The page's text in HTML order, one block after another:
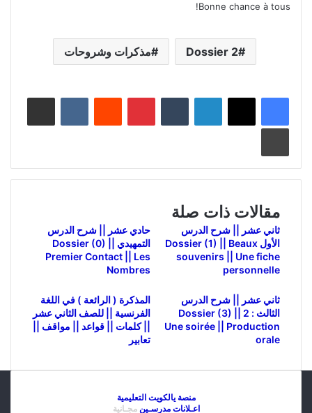
Bonne chance à tous!
Dossier 2 مذكرات وشروحات
لينكدإن بينتيريست مشاركة عبر البريد
طباعة
مقالات ذات صلة
حادي عشر || شرح الدرس
التمهيدي Dossier (0) ||
Premier Contact || Les
Nombres
ثاني عشر || شرح الدرس
الأول Dossier (1) || Beaux
souvenirs || Une fiche
personnelle
المذكرة ( الرائعة ) في اللغة
الفرنسية || للصف الثاني عشر
|| كلمات || قواعد || مواقف ||
تعابير
ثاني عشر || شرح الدرس
الثالث : 2 Dossier (3) ||
Une soirée || Production
orale
منصة يالكويت التعليمية
اعـلانات مدرسـينمجـانية